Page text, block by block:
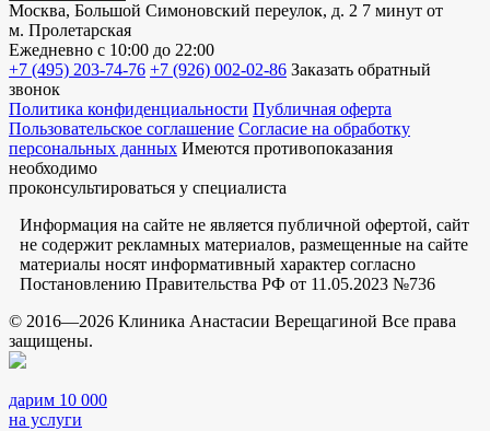
Москва, Большой Симоновский переулок, д. 2 7 минут от
м. Пролетарская
Ежедневно с 10:00 до 22:00
+7 (495) 203-74-76 +7 (926) 002-02-86 Заказать обратный
звонок
Политика конфиденциальности Публичная оферта
Пользовательское соглашение Согласие на обработку
персональных данных Имеются противопоказания
необходимо
проконсультироваться у специалиста
Информация на сайте не является публичной офертой, сайт
не содержит рекламных материалов, размещенные на сайте
материалы носят информативный характер согласно
Постановлению Правительства РФ от 11.05.2023 №736
© 2016—2026 Клиника Анастасии Верещагиной Все права
защищены.
дарим 10 000
на услуги